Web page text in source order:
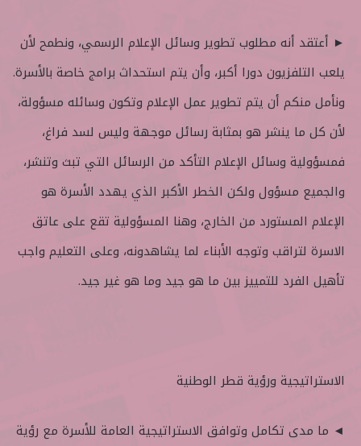
► أعتقد أنه مطلوب تطوير وسائل الإعلام الرسمي، ونطمح لأن
يلعب التلفزيون دورا أكبر، وأن يتم استحداث برامج خاصة بالأسرة.
ونأمل منكم أن يتم تطوير عمل الإعلام وتكون وسائله مسؤولة،
لأن كل ما ينشر هو بمثابة رسائل موجهة وليس لسد فراغ،
فمسؤولية وسائل الإعلام التأكد من الرسائل التي تبث وتنشر،
والجميع مسؤول ولكن الخطر الأكبر الذي يهدد الأسرة هو
الإعلام المستورد من الخارج، وهنا المسؤولية تقع على عاتق
الاسرة لتراقب وتوجه الأبناء لما يشاهدونه، وعلى التعليم واجب
تأهيل الفرد للتمييز بين ما هو جيد وما هو غير جيد.
الاستراتيجية ورؤية قطر الوطنية
◄ ما مدى تكامل وتوافق الاستراتيجية العامة للأسرة مع رؤية